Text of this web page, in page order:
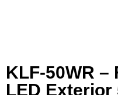
KLF-50WR
LED Exterior